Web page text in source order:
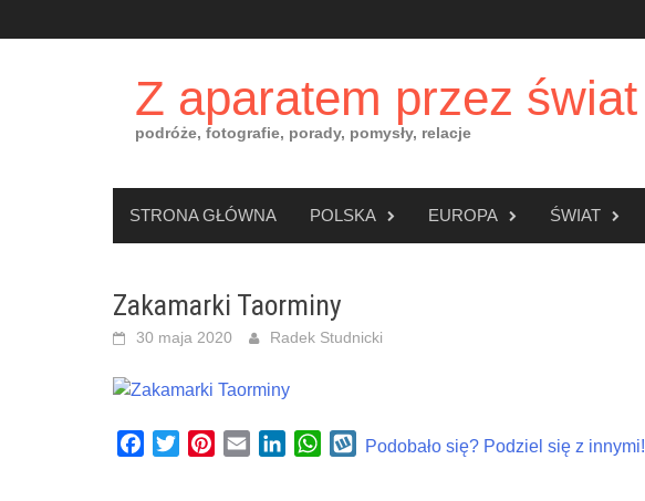
to
Z aparatem przez świat
podróże, fotografie, porady, pomysły, relacje
STRONA GŁÓWNA POLSKA EUROPA ŚWIAT
Zakamarki Taorminy
30 maja 2020 Radek Studnicki
Facebook
TwitterPinterest
Email LinkedInWhatsApp
Wykop
Podobało się? Podziel się z innymi!